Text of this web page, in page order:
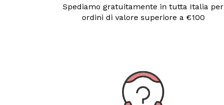
Spediamo gratuitamente in tutta Italia per
ordini di valore superiore a €100